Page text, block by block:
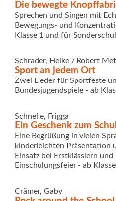
Die bewegte
Sprechen und Singen mit
Bewegungs- und
Klasse 1 und für
Schrader, Heike / Robert
Sport an jedem Ort
Zwei Lieder für Sportfeste
Bundesjugendspiele - ab
Schnelle, Frigga
Ein Geschenk zum
Eine Begrüßung in vielen
kinderleichten Präsentation
Einsatz bei Erstklässlern und
Einschulungsfeier - ab Klasse
Crämer, Gaby